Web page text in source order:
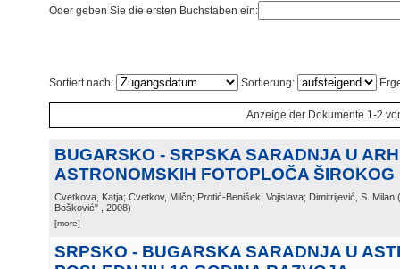
Oder geben Sie die ersten Buchstaben ein:
Sortiert nach: Sortierung:
Anzeige der Dokumente 1-2
BUGARSKO - SRPSKA SARADNJA U
ASTRONOMSKIH FOTOPLOČA
Cvetkova, Katja; Cvetkov, Milčo; Protić-Benišek, Vojislava; Dimitrijević, S. Milan (
Bošković"
, 2008)
[more]
SRPSKO - BUGARSKA SARADNJA U